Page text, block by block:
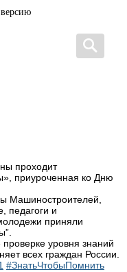
проходит
приуроченная ко Дню
Машиностроителей,
педагоги и
приняли
уровня знаний
всех граждан России.
#ЗнатьЧтобыПомнить